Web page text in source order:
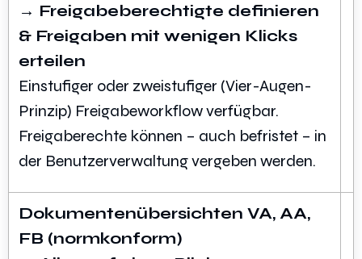
→ Freigabeberechtigte definieren
& Freigaben mit wenigen Klicks
erteilen
Einstufiger oder zweistufiger (Vier-Augen-
Prinzip) Freigabeworkflow verfügbar.
Freigaberechte können – auch befristet – in
der Benutzerverwaltung vergeben werden.
Dokumentenübersichten VA, AA,
FB (normkonform)